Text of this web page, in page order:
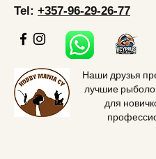
Tel: +357-96-29-26-77
Наши друзья
лучшие
для